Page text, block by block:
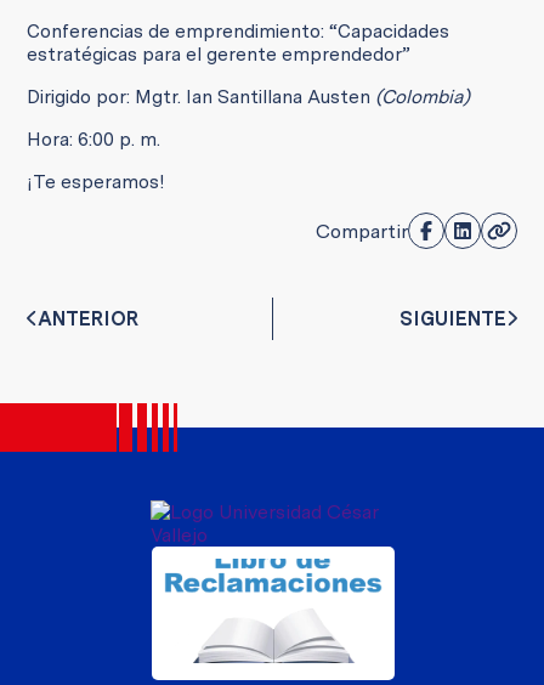
Conferencias de emprendimiento: “Capacidades
estratégicas para el gerente emprendedor”
Dirigido por: Mgtr. Ian Santillana Austen (Colombia)
Hora: 6:00 p. m.
¡Te esperamos!
Compartir
ANTERIOR SIGUIENTE